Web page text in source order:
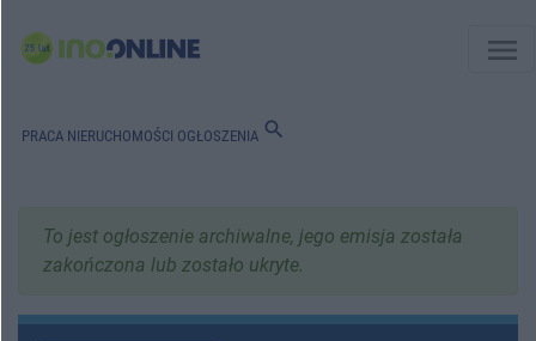
menu
PRACA NIERUCHOMOŚCI OGŁOSZENIA search
To jest ogłoszenie archiwalne, jego emisja została
zakończona lub zostało ukryte.